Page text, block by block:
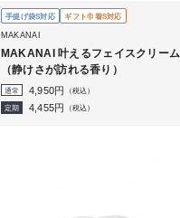
手提げ袋S対応 ギフト巾着S対応
MAKANAI
MAKANAI 叶えるフェイスクリーム
（静けさが訪れる香り）
通常 4,950円
（税込）
定期
4,455円 （税込）